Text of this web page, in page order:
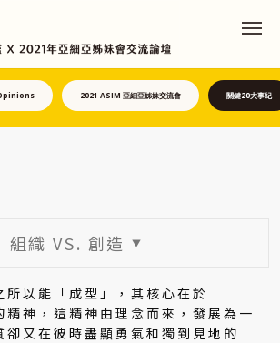
2021 ASIM 亞細亞姊妹交流會 關鍵20大事紀
組織 VS. 創造 ▼
所以能「成型」，其核心在於
精神，這精神由理念而來，發展為一
卻又在彼時盡顯勇氣和獨到見地的